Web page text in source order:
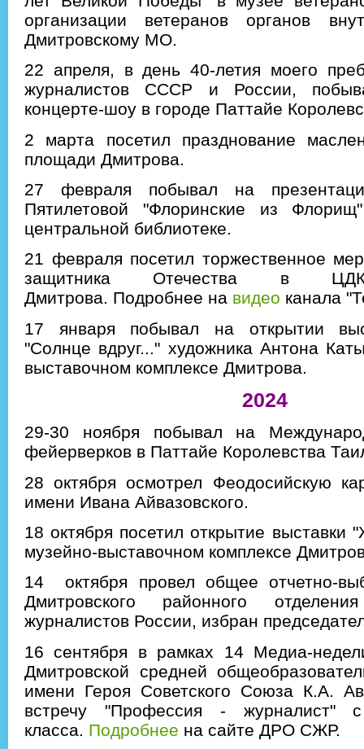
организации ветеранов органов
Дмитровскому МО.
22 апреля, в день 40-летия моего
журналистов СССР и России,
концерте-шоу в городе Паттайе
2 марта посетил празднование
площади Дмитрова.
27 февраля побывал на
Пятилетовой "Флоринские из
центральной библиотеке.
21 февраля посетил торжественное
защитника Отечества в ЦДК
Дмитрова. Подробнее на видео канала
17 января побывал на открытии
"Солнце вдруг..." художника Антона
выставочном комплексе Дмитрова.
2024
29-30 ноября побывал на
фейерверков в Паттайе Королевства
28 октября осмотрел Феодосийскую
имени Ивана Айвазовского.
18 октября посетил открытие выставки
музейно-выставочном комплексе
14 октября провел общее отчетно-
Дмитровского районного
журналистов России, избран
16 сентября в рамках 14 Медиа-
Дмитровской средней
имени Героя Советского Союза К.А.
встречу "Профессия - журналист"
класса. Подробнее на сайте ДРО СЖР.